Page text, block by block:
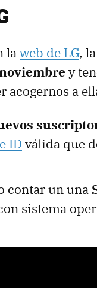
laweb de LG,
y
acogernos a
ID válida que
contar un una
sistema